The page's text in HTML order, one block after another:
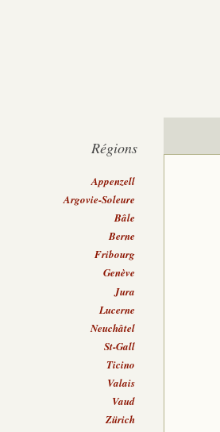
Régions
Appenzell
Argovie-Soleure
Bâle
Berne
Fribourg
Genève
Jura
Lucerne
Neuchâtel
St-Gall
Ticino
Valais
Vaud
Zürich